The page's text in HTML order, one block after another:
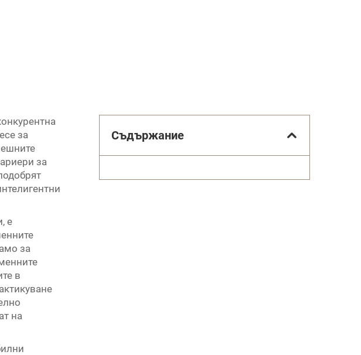
за
за
е
за
в
на
Съдържание